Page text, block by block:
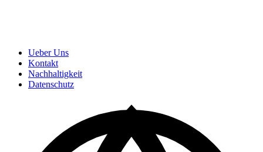
Ueber Uns
Kontakt
Nachhaltigkeit
Datenschutz